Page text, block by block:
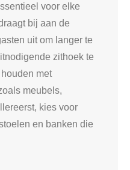
voor elke
bij aan de
uit om langer te
zithoek te
met
meubels,
kies voor
en banken die